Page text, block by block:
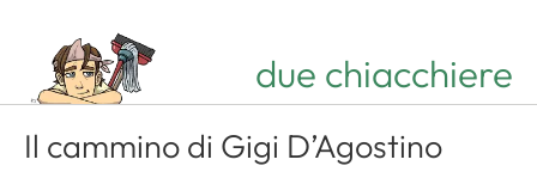
due chiacchiere
Il cammino di Gigi D’Agostino